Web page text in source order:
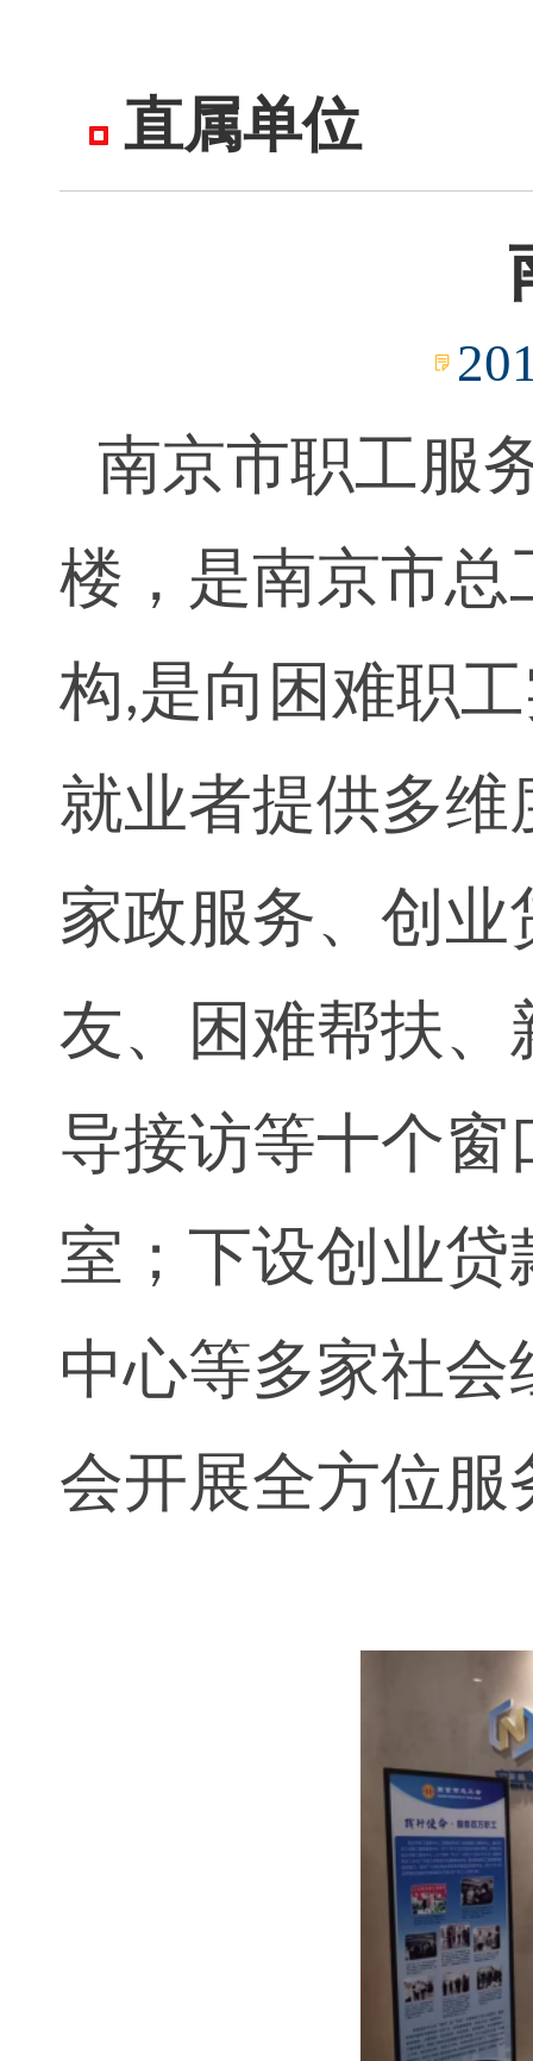
直属单位
南京市职工服
楼，是南京市
构,是向困难职
就业者提供多
家政服务、创
友、困难帮扶
导接访等十个
室；下设创业
中心等多家社会
会开展全方位服